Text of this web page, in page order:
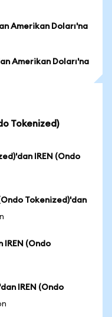
Amerikan Doları'na
Amerikan Doları'na
Tokenized)
IREN (Ondo
Tokenized)'dan
IREN (Ondo
IREN (Ondo